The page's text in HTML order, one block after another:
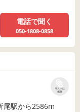
電話で聞く
050-1808-0858
リストに
保存
尾駅から2586m